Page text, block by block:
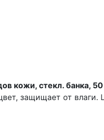
кожи, стекл. банка,
защищает от